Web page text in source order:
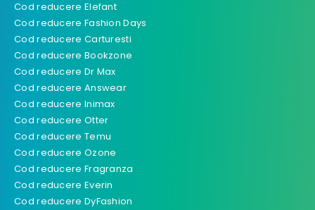
Cod reducere Elefant
Cod reducere Fashion Days
Cod reducere Carturesti
Cod reducere Bookzone
Cod reducere Dr Max
Cod reducere Answear
Cod reducere Inimax
Cod reducere Otter
Cod reducere Temu
Cod reducere Ozone
Cod reducere Fragranza
Cod reducere Everin
Cod reducere DyFashion